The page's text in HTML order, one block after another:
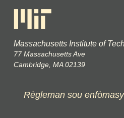
Massachusetts Institute of
77 Massachusetts Ave
Cambridge, MA 02139
Règleman sou